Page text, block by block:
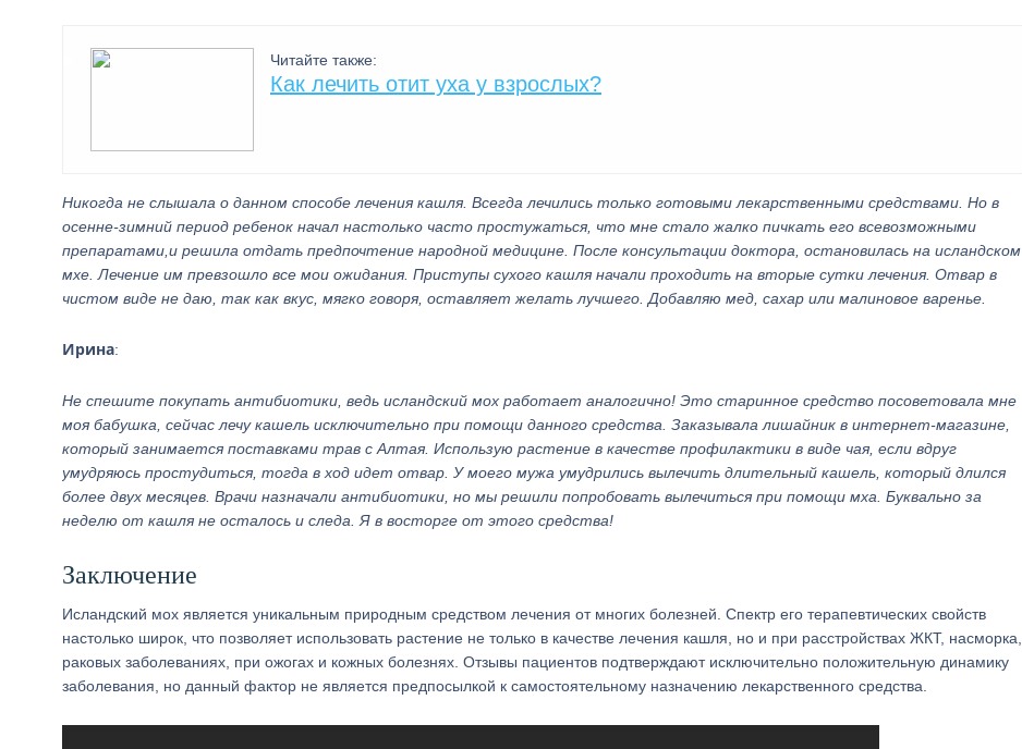
Читайте также:
Как лечить отит уха у взрослых?
Никогда не слышала о данном способе лечения кашля. Всегда лечились только готовыми лекарственными средствами. Но в
осенне-зимний период ребенок начал настолько часто простужаться, что мне стало жалко пичкать его всевозможными
препаратами,и решила отдать предпочтение народной медицине. После консультации доктора, остановилась на исландском
мхе. Лечение им превзошло все мои ожидания. Приступы сухого кашля начали проходить на вторые сутки лечения. Отвар в
чистом виде не даю, так как вкус, мягко говоря, оставляет желать лучшего. Добавляю мед, сахар или малиновое варенье.
Ирина:
Не спешите покупать антибиотики, ведь исландский мох работает аналогично! Это старинное средство посоветовала мне
моя бабушка, сейчас лечу кашель исключительно при помощи данного средства. Заказывала лишайник в интернет-магазине,
который занимается поставками трав с Алтая. Использую растение в качестве профилактики в виде чая, если вдруг
умудряюсь простудиться, тогда в ход идет отвар. У моего мужа умудрились вылечить длительный кашель, который длился
более двух месяцев. Врачи назначали антибиотики, но мы решили попробовать вылечиться при помощи мха. Буквально за
неделю от кашля не осталось и следа. Я в восторге от этого средства!
Заключение
Исландский мох является уникальным природным средством лечения от многих болезней. Спектр его терапевтических свойств
настолько широк, что позволяет использовать растение не только в качестве лечения кашля, но и при расстройствах ЖКТ, насморка,
раковых заболеваниях, при ожогах и кожных болезнях. Отзывы пациентов подтверждают исключительно положительную динамику
заболевания, но данный фактор не является предпосылкой к самостоятельному назначению лекарственного средства.